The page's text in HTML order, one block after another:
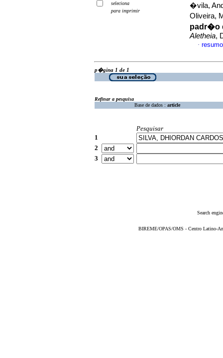
seleciona
para imprimir
�vila,
Oliveira,
padr�o
Aletheia,
·
p�gina 1 de 1
Refinar a pesquisa
Base de dados : article
Pesquisar
1
2
3
Search
BIREME/OPAS/OMS - Centro Latino-